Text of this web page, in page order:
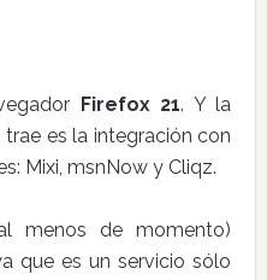
Firefox 21. Y la
es la integración con
Mixi, msnNow y Cliqz.
menos de momento)
que es un servicio sólo